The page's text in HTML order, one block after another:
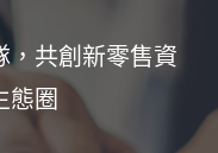
，共創新零售資
態圈